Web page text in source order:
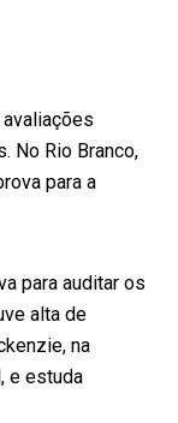
No Rio Branco,
para a
para auditar os
alta de
na
e estuda